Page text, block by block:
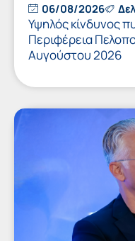
06/08/2026
Υψηλός κίνδυνος
Περιφέρεια
Αυγούστου 2026